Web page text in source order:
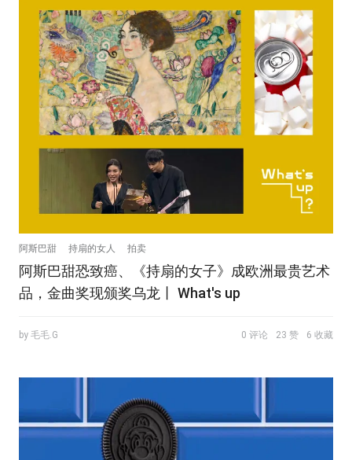
阿斯巴甜 持扇的女人 拍卖
阿斯巴甜恐致癌、《持扇的女子》成欧洲最贵艺术
品，金曲奖现颁奖乌龙丨 What's up
by 毛毛.G 0 评论 23 赞 6 收藏